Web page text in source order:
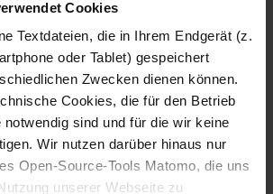
Cookies
Textdateien, die in Ihrem Endgerät (z.
oder Tablet) gespeichert
Zwecken dienen können.
Cookies, die für den Betrieb
notwendig sind und für die wir keine
Wir nutzen darüber hinaus nur
Open-Source-Tools Matomo, die uns
unserer Webseite zu
Fotografo: Lorenz
Sternbach
Download